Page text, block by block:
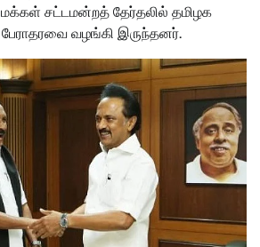
மக்கள் சட்டமன்றத் தேர்தலில் தமிழக
வழங்கி இருந்தனர்.